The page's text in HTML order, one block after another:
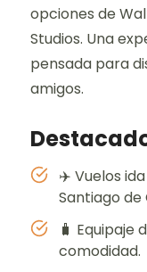
opciones de
Studios. Una
pensada para
amigos.
✈️ Vuelos
Santiago de
🧳
comodidad.